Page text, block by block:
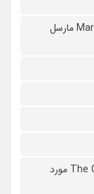
دانلود فیلم Marcel the Shell with Shoes On 2021 مارسل
دانلود فیلم The Curious Case of Dolphin Bay 2022 مورد